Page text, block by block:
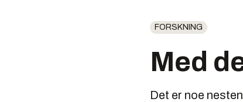
FORSKNING
Med
Det er noe